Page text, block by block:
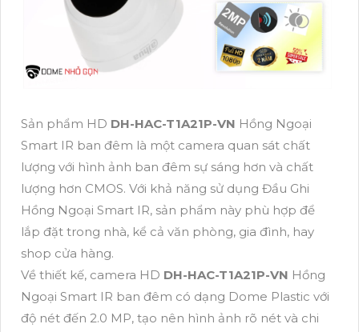
Sản phẩm HD DH-HAC-T1A21P-VN Hồng Ngoại
Smart IR ban đêm là một camera quan sát chất
lượng với hình ảnh ban đêm sự sáng hơn và chất
lượng hơn CMOS. Với khả năng sử dụng Đầu Ghi
Hồng Ngoại Smart IR, sản phẩm này phù hợp để
lắp đặt trong nhà, kể cả văn phòng, gia đình, hay
shop cửa hàng.
Về thiết kế, camera HD DH-HAC-T1A21P-VN Hồng
Ngoại Smart IR ban đêm có dạng Dome Plastic với
độ nét đến 2.0 MP, tạo nên hình ảnh rõ nét và chi